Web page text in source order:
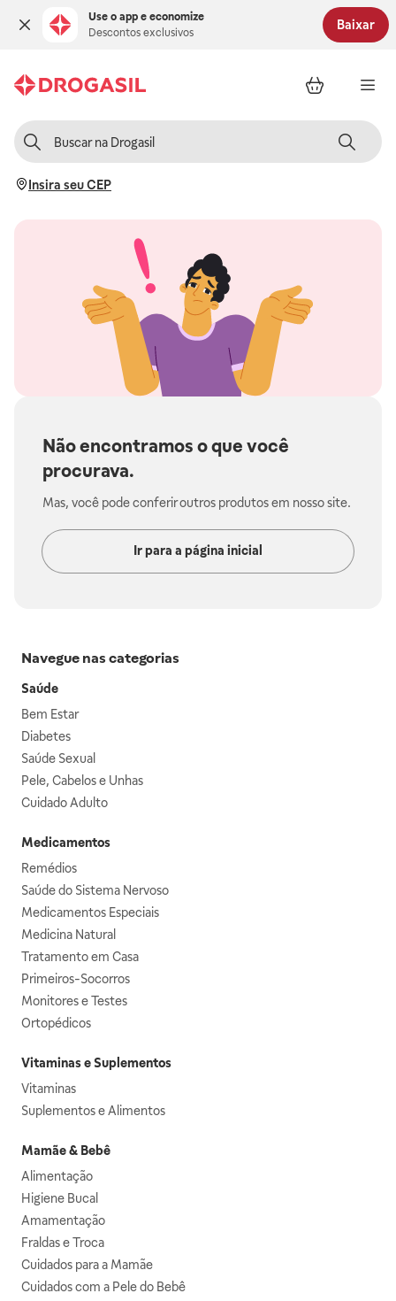
Use o app e economize
Descontos exclusivos
Baixar
Insira seu CEP
Não encontramos o que você
procurava.
Mas, você pode conferir outros produtos em nosso site.
Ir para a página inicial
Navegue nas categorias
Saúde
Bem Estar
Diabetes
Saúde Sexual
Pele, Cabelos e Unhas
Cuidado Adulto
Medicamentos
Remédios
Saúde do Sistema Nervoso
Medicamentos Especiais
Medicina Natural
Tratamento em Casa
Primeiros-Socorros
Monitores e Testes
Ortopédicos
Vitaminas e Suplementos
Vitaminas
Suplementos e Alimentos
Mamãe & Bebê
Alimentação
Higiene Bucal
Amamentação
Fraldas e Troca
Cuidados para a Mamãe
Cuidados com a Pele do Bebê